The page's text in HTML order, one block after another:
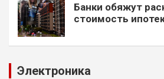
Банки обяжут
стоимость
Электроника